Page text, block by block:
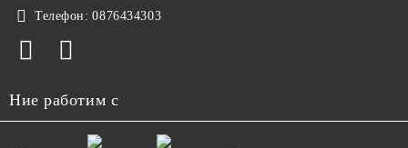
Телефон: 0876434303
Ние работим с